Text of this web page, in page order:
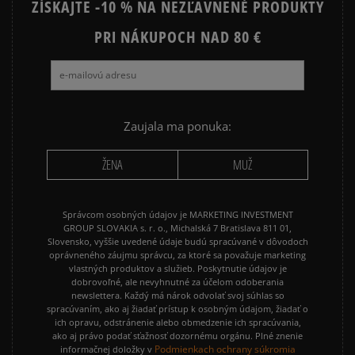
Ako zhromažďujeme recenzie?
Recenzie zákazníkov
ZÍSKAJTE -10 % NA NEZĽAVNENÉ PRODUKTY
PRI NÁKUPOCH NAD 80 €
Zaujala ma ponuka:
ŽENA MUŽ
Správcom osobných údajov je MARKETING INVESTMENT
GROUP SLOVAKIA s. r. o., Michalská 7 Bratislava 811 01,
Slovensko, vyššie uvedené údaje budú spracúvané v dôvodoch
oprávneného záujmu správcu, za ktoré sa považuje marketing
vlastných produktov a služieb. Poskytnutie údajov je
dobrovoľné, ale nevyhnutné za účelom odoberania
newslettera. Každý má nárok odvolať svoj súhlas so
spracúvaním, ako aj žiadať prístup k osobným údajom, žiadať o
ich opravu, odstránenie alebo obmedzenie ich spracúvania,
ako aj právo podať sťažnosť dozornému orgánu. Plné znenie
informačnej doložky v Podmienkach ochrany súkromia